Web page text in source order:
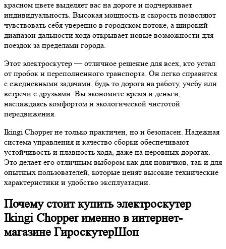
красном цвете выделяет вас на дороге и подчеркивает
индивидуальность. Высокая мощность и скорость позволяют
чувствовать себя уверенно в городском потоке, а широкий
диапазон дальности хода открывает новые возможности для
поездок за пределами города.
Этот электроскутер — отличное решение для всех, кто устал
от пробок и переполненного транспорта. Он легко справится
с ежедневными задачами, будь то дорога на работу, учебу или
встречи с друзьями. Вы экономите время и деньги,
наслаждаясь комфортом и экологической чистотой
передвижения.
Ikingi Chopper не только практичен, но и безопасен. Надежная
система управления и качество сборки обеспечивают
устойчивость и плавность хода, даже на неровных дорогах.
Это делает его отличным выбором как для новичков, так и для
опытных пользователей, которые ценят высокие технические
характеристики и удобство эксплуатации.
Почему стоит купить электроскутер
Ikingi Chopper именно в интернет-
магазине ГироскутерШоп